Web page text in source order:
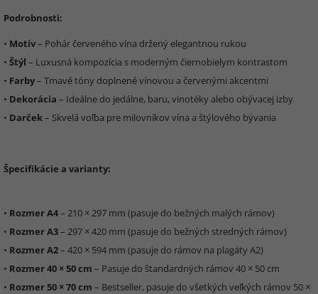
Podrobnosti:
• Motív– Pohár červeného vína držený elegantnou rukou
• Štýl – Luxusná kompozícia s moderným čiernobielym kontrastom
• Farby– Tmavé tóny doplnené vínovou a červenými akcentmi
• Dekorácia – Ideálne do jedálne, baru, vinotéky alebo obývacej izby
• Darček– Skvelá voľba pre milovníkov vína a štýlového bývania
Špecifikácie a varianty:
• Rozmer A4– 210 × 297 mm (pasuje do bežných malých rámov)
• Rozmer A3– 297 × 420 mm (pasuje do bežných stredných rámov)
• Rozmer A2– 420 × 594 mm (pasuje do rámov na plagáty A2)
• Rozmer 40 × 50 cm – Pasuje do štandardných rámov 40 × 50 cm
• Rozmer 50 × 70 cm – Bestseller, pasuje do všetkých veľkých rámov 50 ×